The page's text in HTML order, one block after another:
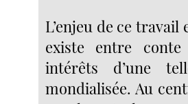
L’enjeu de ce
existe entre
intérêts d’une
mondialisée. Au